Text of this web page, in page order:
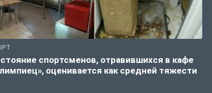
спортсменов, отравившихся в кафе
оценивается как средней тяжести